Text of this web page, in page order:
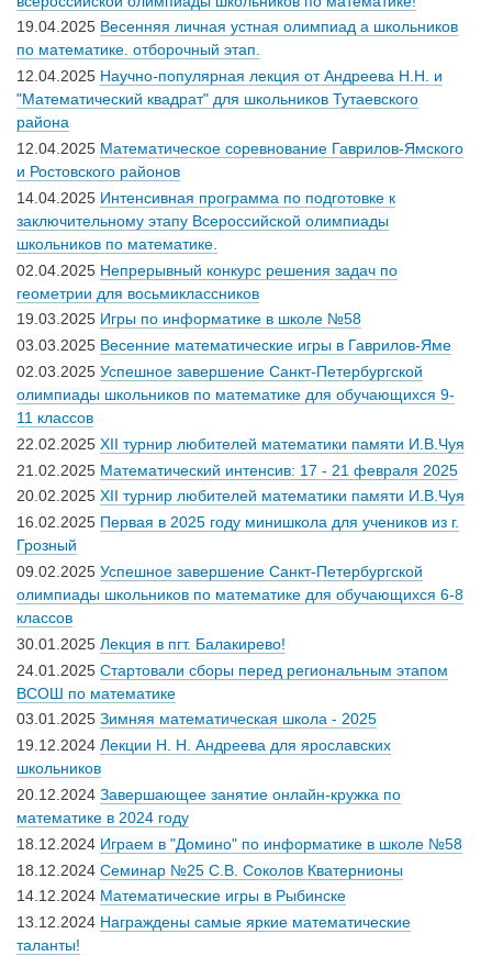
19.04.2025 Весенняя личная устная олимпиад а школьников
по математике. отборочный этап.
12.04.2025 Научно-популярная лекция от Андреева Н.Н. и
"Математический квадрат" для школьников Тутаевского
района
12.04.2025 Математическое соревнование Гаврилов-Ямского
и Ростовского районов
14.04.2025 Интенсивная программа по подготовке к
заключительному этапу Всероссийской олимпиады
школьников по математике.
02.04.2025 Непрерывный конкурс решения задач по
геометрии для восьмиклассников
19.03.2025 Игры по информатике в школе №58
03.03.2025 Весенние математические игры в Гаврилов-Яме
02.03.2025 Успешное завершение Санкт-Петербургской
олимпиады школьников по математике для обучающихся 9-
11 классов
22.02.2025 XII турнир любителей математики памяти И.В.Чуя
21.02.2025 Математический интенсив: 17 - 21 февраля 2025
20.02.2025 XII турнир любителей математики памяти И.В.Чуя
16.02.2025 Первая в 2025 году минишкола для учеников из г.
Грозный
09.02.2025 Успешное завершение Санкт-Петербургской
олимпиады школьников по математике для обучающихся 6-8
классов
30.01.2025 Лекция в пгт. Балакирево!
24.01.2025 Стартовали сборы перед региональным этапом
ВСОШ по математике
03.01.2025 Зимняя математическая школа - 2025
19.12.2024 Лекции Н. Н. Андреева для ярославских
школьников
20.12.2024 Завершающее занятие онлайн-кружка по
математике в 2024 году
18.12.2024 Играем в "Домино" по информатике в школе №58
18.12.2024 Семинар №25 С.В. Соколов Кватернионы
14.12.2024 Математические игры в Рыбинске
13.12.2024 Награждены самые яркие математические
таланты!